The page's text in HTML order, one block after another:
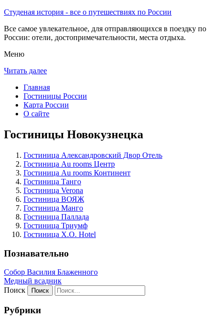
Студеная история - все о путешествиях по России
Все самое увлекательное, для отправляющихся в поездку по
России: отели, достопримечательности, места отдыха.
Меню
Читать далее
Главная
Гостиницы России
Карта России
О сайте
Гостиницы Новокузнецка
Гостиница Александровский Двор Отель
Гостиница Au rooms Центр
Гостиница Au rooms Континент
Гостиница Танго
Гостиница Verona
Гостиница ВОЯЖ
Гостиница Манго
Гостиница Паллада
Гостиница Триумф
Гостиница X.O. Hotel
Познавательно
Собор Василия Блаженного
Медный всадник
Поиск
Рубрики